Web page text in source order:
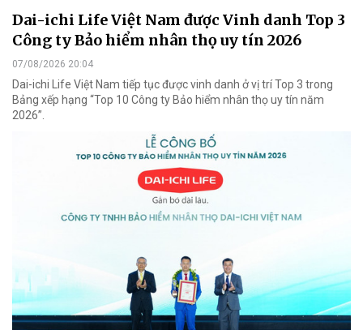
Dai-ichi Life Việt Nam được Vinh danh Top 3
Công ty Bảo hiểm nhân thọ uy tín 2026
07/08/2026 20:04
Dai-ichi Life Việt Nam tiếp tục được vinh danh ở vị trí Top 3 trong
Bảng xếp hạng “Top 10 Công ty Bảo hiểm nhân thọ uy tín năm
2026”.